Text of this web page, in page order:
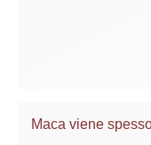
Maca viene